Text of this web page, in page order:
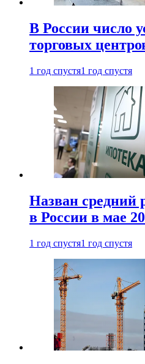
В России число
торговых
1 год спустя1 год спустя
Назван средний
в России в мае
1 год спустя1 год спустя